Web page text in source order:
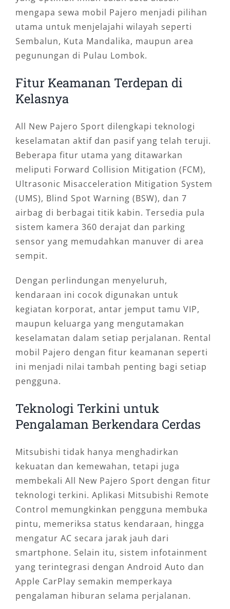
mengapa sewa mobil Pajero menjadi pilihan
utama untuk menjelajahi wilayah seperti
Sembalun, Kuta Mandalika, maupun area
pegunungan di Pulau Lombok.
Fitur Keamanan Terdepan di
Kelasnya
All New Pajero Sport dilengkapi teknologi
keselamatan aktif dan pasif yang telah teruji.
Beberapa fitur utama yang ditawarkan
meliputi Forward Collision Mitigation (FCM),
Ultrasonic Misacceleration Mitigation System
(UMS), Blind Spot Warning (BSW), dan 7
airbag di berbagai titik kabin. Tersedia pula
sistem kamera 360 derajat dan parking
sensor yang memudahkan manuver di area
sempit.
Dengan perlindungan menyeluruh,
kendaraan ini cocok digunakan untuk
kegiatan korporat, antar jemput tamu VIP,
maupun keluarga yang mengutamakan
keselamatan dalam setiap perjalanan. Rental
mobil Pajero dengan fitur keamanan seperti
ini menjadi nilai tambah penting bagi setiap
pengguna.
Teknologi Terkini untuk
Pengalaman Berkendara Cerdas
Mitsubishi tidak hanya menghadirkan
kekuatan dan kemewahan, tetapi juga
membekali All New Pajero Sport dengan fitur
teknologi terkini. Aplikasi Mitsubishi Remote
Control memungkinkan pengguna membuka
pintu, memeriksa status kendaraan, hingga
mengatur AC secara jarak jauh dari
smartphone. Selain itu, sistem infotainment
yang terintegrasi dengan Android Auto dan
Apple CarPlay semakin memperkaya
pengalaman hiburan selama perjalanan.